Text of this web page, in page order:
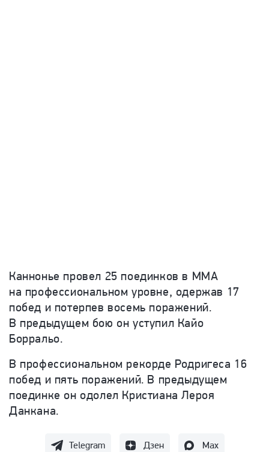
Каннонье провел 25 поединков в ММА
на профессиональном уровне, одержав 17
побед и потерпев восемь поражений.
В предыдущем бою он уступил Кайо
Борральо.
В профессиональном рекорде Родригеса 16
побед и пять поражений. В предыдущем
поединке он одолел Кристиана Лероя
Данкана.
Telegram Дзен Max